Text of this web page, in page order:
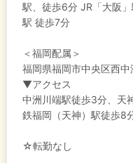
駅、徒歩6分 JR「大阪
駅 徒歩7分
＜福岡配属＞
福岡県福岡市中央区西
▼アクセス
中洲川端駅徒歩3分、天
鉄福岡（天神）駅徒歩8
☆転勤なし